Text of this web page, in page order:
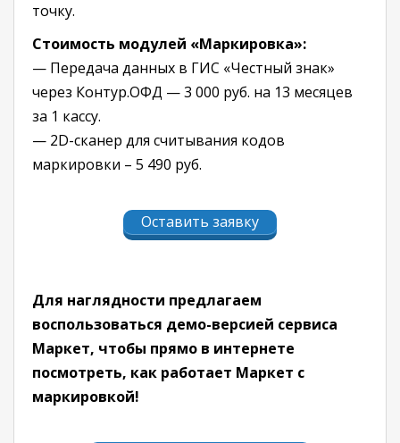
точку.
Стоимость модулей «Маркировка»:
— Передача данных в ГИС «Честный знак»
через Контур.ОФД — 3 000 руб. на 13 месяцев
за 1 кассу.
— 2D-сканер для считывания кодов
маркировки – 5 490 руб.
Оставить заявку
Для наглядности предлагаем
воспользоваться демо-версией сервиса
Маркет, чтобы прямо в интернете
посмотреть, как работает Маркет с
маркировкой!